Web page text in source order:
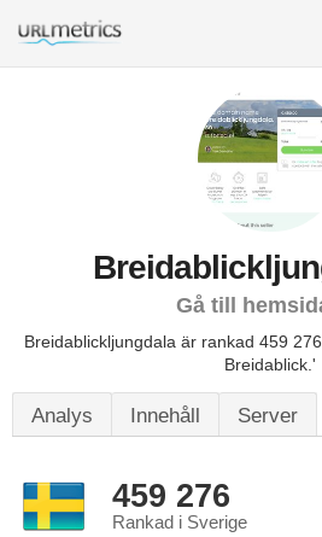
Gå till
Breidablickljungdala är rankad 459
Breidablick.'
Analys Innehåll Server
459 276
Rankad i Sverige